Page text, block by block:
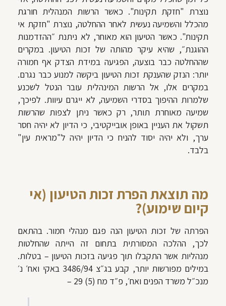
נוצרת "חזקת תקינות". כאשר הרשות המנהלית חורגת
מהכלל והשמיעה נעשית לאחר ההחלטה, נוצרת "חזקת אי
תקינות". כאשר הטיעון הוא מאוחר, לא ניתנת ״ההזדמנות
ההוגנת״, שהיא עיקר מהותה של זכות הטיעון. במקרים
שההחלטה כבר בוצעה, הפגיעה במידת הצדק אף חמורה
יותר: הנזק שהענקת זכות הטיעון ביקשה למנוע כבר נגרם.
במקרים אלו, אל הרשות המינהלית עובר הנטל לשכנע
שלמרות ההיפוך בסדרי השמיעה, לא ייגרם עיוות. לפיכך,
שמיעה מאוחרת תותר, רק כאשר ניתן לצפות שהרשות
תשקול את העניין באופן אובייקטיבי, כי הדיון לא יהיה חסר
ערך, ולא יהיה יסוד להניח כי הדיון יהיה ל"מראית עין"
בלבד.
מה תוצאת הפרת זכות הטיעון (אי
קיום שימוע)?
הפרתה של זכות הטיעון הנה פגם מנהלי חמור. בהתאם
לכך, ההלכה המסורתית בתחום זה הייתה שהחלטות
מנהליות אשר התקבלו תוך פגיעה בזכות הטיעון – בטלות.
במילים מפורשות יותר, קבע בג״צ 3486/94 באקי ואח׳ נ׳
מנכ״ל משרד הפנים ואח׳, פ״ד מח (5) 29 –